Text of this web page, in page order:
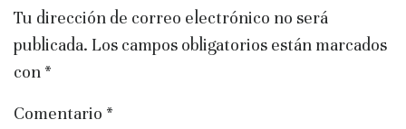
Tu dirección de correo electrónico no será
publicada. Los campos obligatorios están marcados
con *
Comentario *